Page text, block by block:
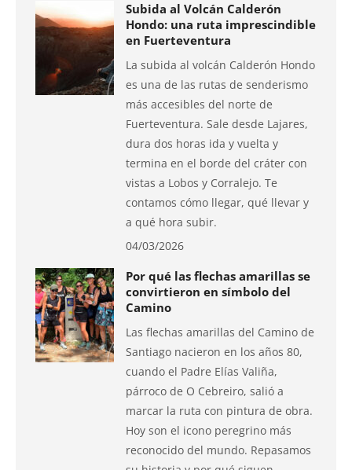
Subida al Volcán Calderón
Hondo: una ruta imprescindible
en Fuerteventura
La subida al volcán Calderón Hondo
es una de las rutas de senderismo
más accesibles del norte de
Fuerteventura. Sale desde Lajares,
dura dos horas ida y vuelta y
termina en el borde del cráter con
vistas a Lobos y Corralejo. Te
contamos cómo llegar, qué llevar y
a qué hora subir.
04/03/2026
Por qué las flechas amarillas se
convirtieron en símbolo del
Camino
Las flechas amarillas del Camino de
Santiago nacieron en los años 80,
cuando el Padre Elías Valiña,
párroco de O Cebreiro, salió a
marcar la ruta con pintura de obra.
Hoy son el icono peregrino más
reconocido del mundo. Repasamos